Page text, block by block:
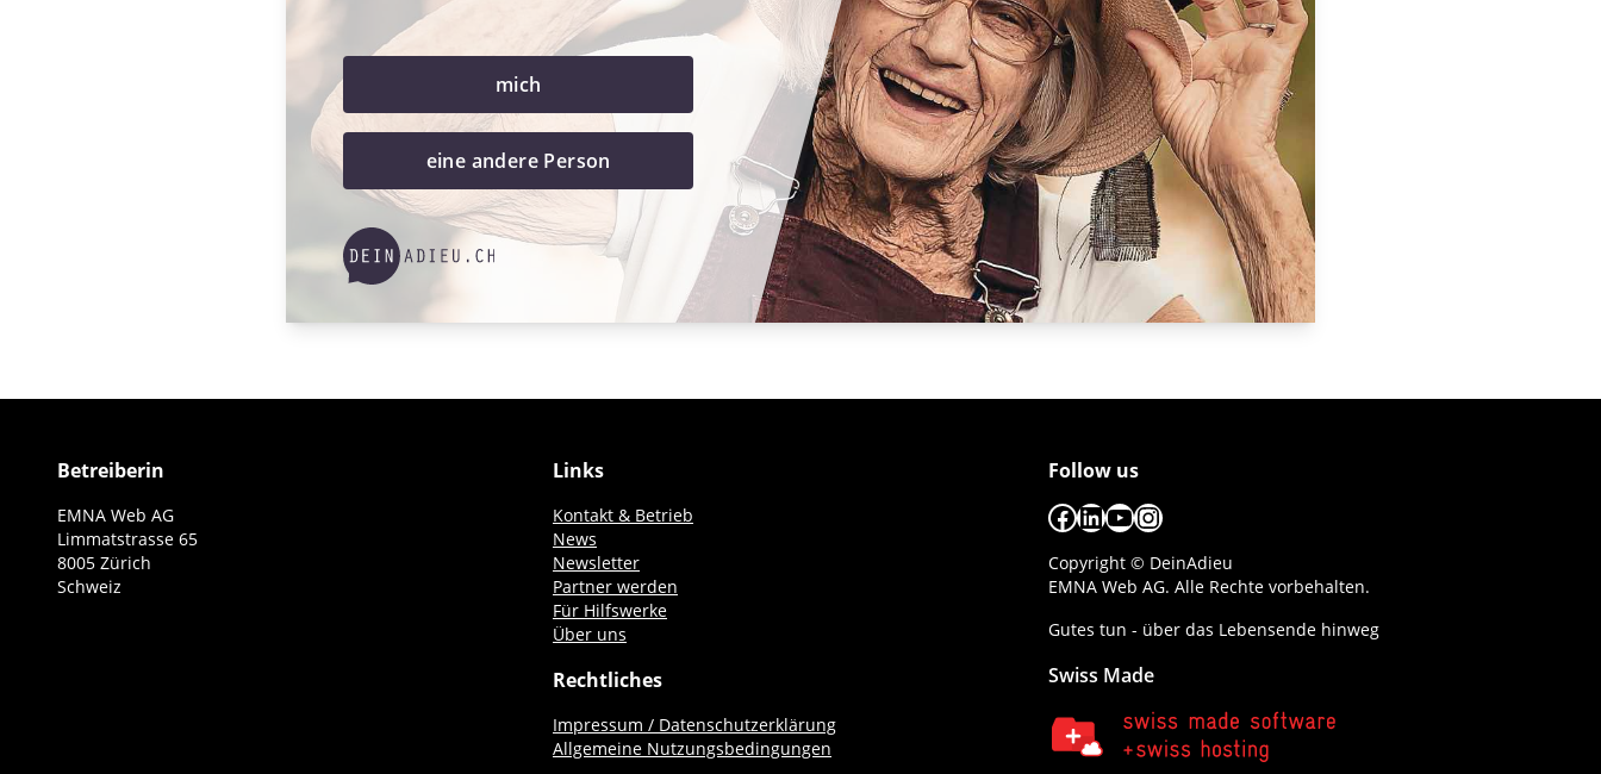
mich
eine andere Person
Betreiberin
EMNA Web AG
Limmatstrasse 65
8005 Zürich
Schweiz
Links
Kontakt & Betrieb
News
Newsletter
Partner werden
Für Hilfswerke
Über uns
Rechtliches
Impressum / Datenschutzerklärung
Allgemeine Nutzungsbedingungen
Follow us
Facebook
LinkedIn
YouTube
Instagram
Copyright © DeinAdieu
EMNA Web AG. Alle Rechte vorbehalten.
Gutes tun - über das Lebensende hinweg
Swiss Made